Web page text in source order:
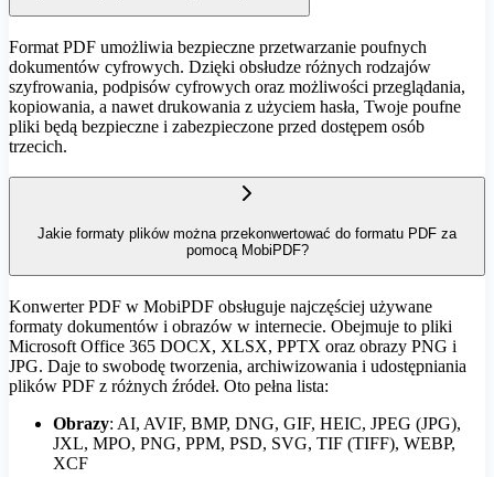
Format PDF umożliwia bezpieczne przetwarzanie poufnych
dokumentów cyfrowych. Dzięki obsłudze różnych rodzajów
szyfrowania, podpisów cyfrowych oraz możliwości przeglądania,
kopiowania, a nawet drukowania z użyciem hasła, Twoje poufne
pliki będą bezpieczne i zabezpieczone przed dostępem osób
trzecich.
Jakie formaty plików można przekonwertować do formatu PDF za
pomocą MobiPDF?
Konwerter PDF w MobiPDF obsługuje najczęściej używane
formaty dokumentów i obrazów w internecie. Obejmuje to pliki
Microsoft Office 365 DOCX, XLSX, PPTX oraz obrazy PNG i
JPG. Daje to swobodę tworzenia, archiwizowania i udostępniania
plików PDF z różnych źródeł. Oto pełna lista:
Obrazy: AI, AVIF, BMP, DNG, GIF, HEIC, JPEG (JPG),
JXL, MPO, PNG, PPM, PSD, SVG, TIF (TIFF), WEBP,
XCF